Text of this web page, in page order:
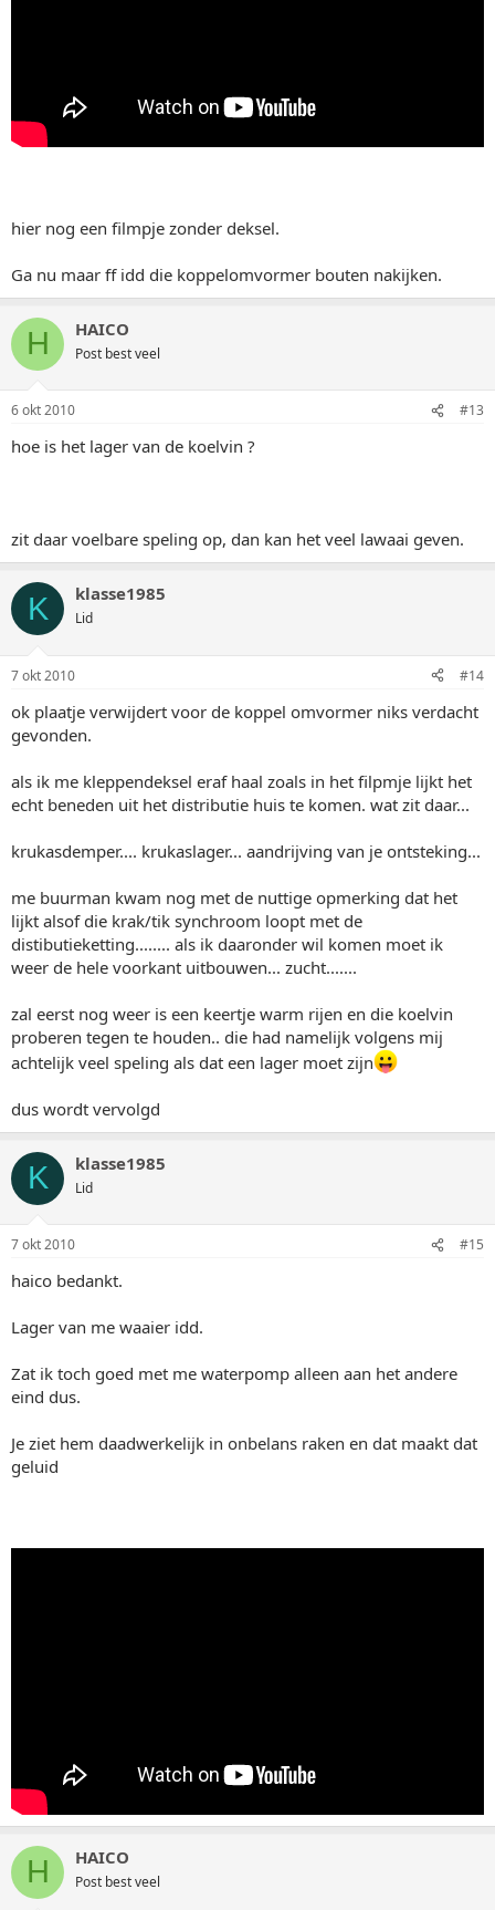
hier nog een filmpje zonder deksel.
Ga nu maar ff idd die koppelomvormer bouten nakijken.
H HAICO
Post best veel
6 okt 2010 #13
hoe is het lager van de koelvin ?
zit daar voelbare speling op, dan kan het veel lawaai geven.
K klasse1985
Lid
7 okt 2010 #14
ok plaatje verwijdert voor de koppel omvormer niks verdacht
gevonden.
als ik me kleppendeksel eraf haal zoals in het filpmje lijkt het
echt beneden uit het distributie huis te komen. wat zit daar...
krukasdemper.... krukaslager... aandrijving van je ontsteking...
me buurman kwam nog met de nuttige opmerking dat het
lijkt alsof die krak/tik synchroom loopt met de
distibutieketting........ als ik daaronder wil komen moet ik
weer de hele voorkant uitbouwen... zucht.......
zal eerst nog weer is een keertje warm rijen en die koelvin
proberen tegen te houden.. die had namelijk volgens mij
achtelijk veel speling als dat een lager moet zijn
dus wordt vervolgd
K klasse1985
Lid
7 okt 2010 #15
haico bedankt.
Lager van me waaier idd.
Zat ik toch goed met me waterpomp alleen aan het andere
eind dus.
Je ziet hem daadwerkelijk in onbelans raken en dat maakt dat
geluid
H HAICO
Post best veel